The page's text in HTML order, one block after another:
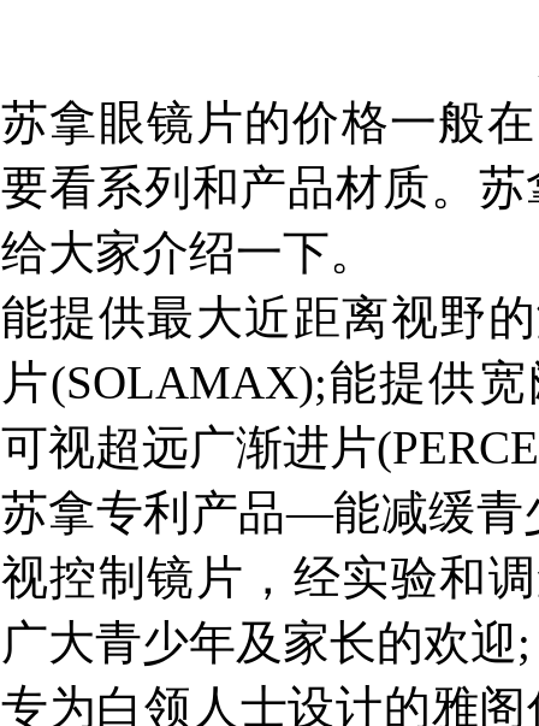
苏拿眼镜片的价格一般
要看系列和产品材质。
给大家介绍一下。
能提供最大近距离视野
片(SOLAMAX);能提供
可视超远广渐进片
苏拿专利产品—能减缓青
视控制镜片，经实验和
广大青少年及家长的欢迎;
专为白领人士设计的雅